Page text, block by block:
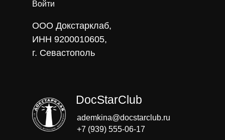
Войти
ООО Докстарклаб,
ИНН 9200010605,
г. Севастополь
DocStarClub
ademkina@docstarclub.ru
+7 (939) 555-06-17